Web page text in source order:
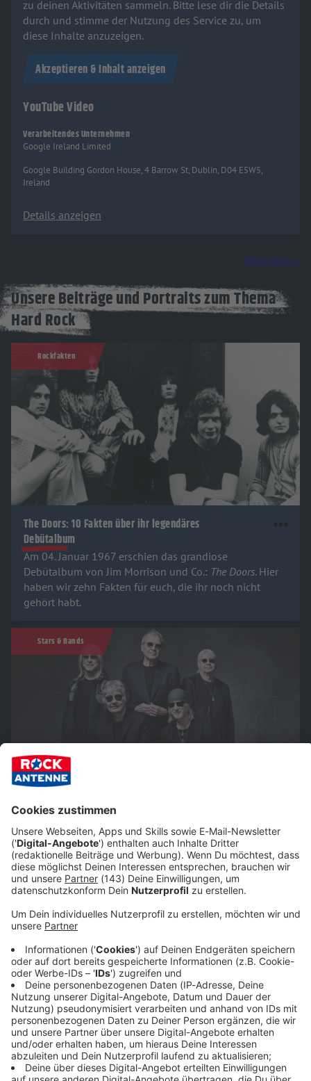
zu deinen Aktivitäten sammeln. Bitte lese dir die Details
durch und stimme der Nutzung des Service zu, um
diese Inhalte anzuzeigen.
Akzeptieren & Inhalt anzeigen
YouTube Video
Verarbeitendes Unternehmen
Google Ireland Limited
Google Building Gordon House, 4 Barrow St, Dublin, D04 E5W5,
Ireland
Details anzeigen
Nach oben >
Unsere Beiträge und Portraits zum Thema
Hard Rock
Rockfakten
The Doors: 10 Fakten über ihr legendäres
Debütalbum
Am 04. Januar 1967 erschien das grandiose
Debütalbum von Jim Morrison und Co.: The Doors. Hier
haben wir zehn Fakten für euch, die ihr noch nicht
gehört habt.
Stars & Bands
Deep Purple: Alles über die Pioniere des Hard Rock
Deep Purple: sie prägten die Genres Hard Rock und
Heavy Metal maßgeblich mit. Hier findet ihr Fakten,
Geschichten, Porträts und Alben der Briten .
Stars & Bands
Bruce Springsteen: Alles über den Boss!